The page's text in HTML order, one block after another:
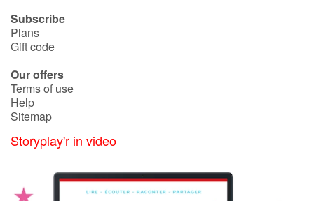
Subscribe
Plans
Gift code
Our offers
Terms of use
Help
Sitemap
Storyplay'r in video